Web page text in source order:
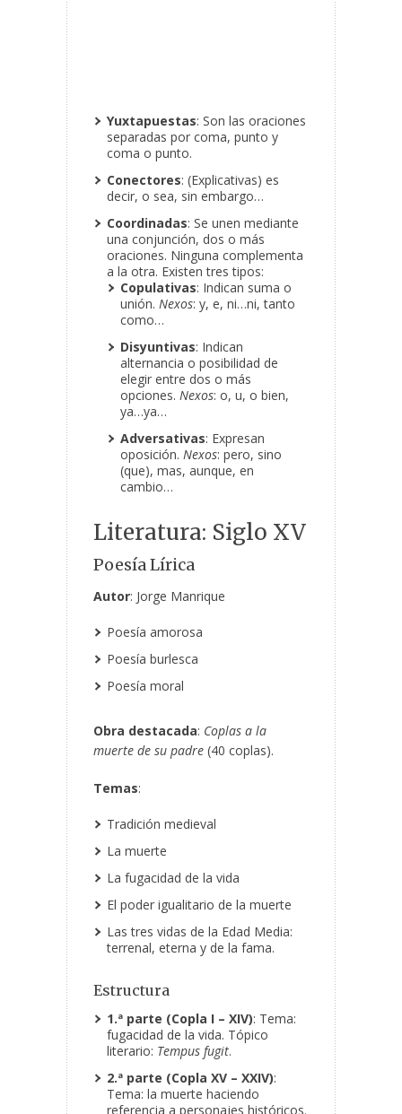
Yuxtapuestas: Son las oraciones
separadas por coma, punto y
coma o punto.
Conectores: (Explicativas) es
decir, o sea, sin embargo…
Coordinadas: Se unen mediante
una conjunción, dos o más
oraciones. Ninguna complementa
a la otra. Existen tres tipos:
Copulativas: Indican suma o
unión. Nexos: y, e, ni…ni, tanto
como…
Disyuntivas: Indican
alternancia o posibilidad de
elegir entre dos o más
opciones. Nexos: o, u, o bien,
ya…ya…
Adversativas: Expresan
oposición. Nexos: pero, sino
(que), mas, aunque, en
cambio…
Literatura: Siglo XV
Poesía Lírica
Autor: Jorge Manrique
Poesía amorosa
Poesía burlesca
Poesía moral
Obra destacada: Coplas a la
muerte de su padre (40 coplas).
Temas:
Tradición medieval
La muerte
La fugacidad de la vida
El poder igualitario de la muerte
Las tres vidas de la Edad Media:
terrenal, eterna y de la fama.
Estructura
1.ª parte (Copla I – XIV): Tema:
fugacidad de la vida. Tópico
literario: Tempus fugit.
2.ª parte (Copla XV – XXIV):
Tema: la muerte haciendo
referencia a personajes históricos.